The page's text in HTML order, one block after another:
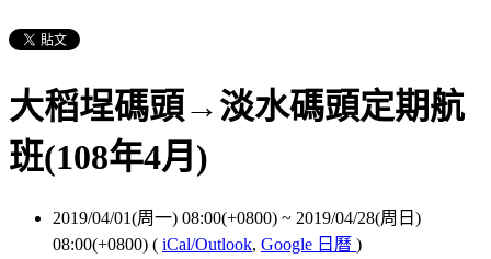
大稻埕碼頭→淡水碼頭定期航
班(108年4月)
2019/04/01(周一) 08:00(+0800) ~ 2019/04/28(周日)
08:00(+0800) ( iCal/Outlook, Google 日曆 )